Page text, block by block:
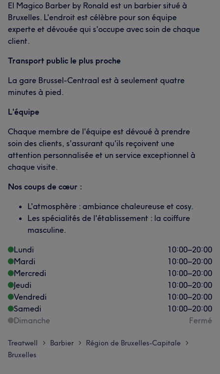
El Magico Barber by Ronald est un barbier situé à
Bruxelles. L'endroit est célèbre pour son équipe
experte et dévouée qui s'occupe avec soin de chaque
client.
Transport public le plus proche
La gare Brussel-Centraal est à seulement quatre
minutes à pied.
L'équipe
Chaque membre de l'équipe est dévoué à prendre
soin des clients, s'assurant qu'ils reçoivent une
attention personnalisée et un service exceptionnel à
chaque visite.
Nos coups de cœur :
L'atmosphère : ambiance chaleureuse et cosy.
Les spécialités de l'établissement : la coiffure
masculine.
Lundi
10:00–20:00
Mardi
10:00–20:00
Mercredi
10:00–20:00
Jeudi
10:00–20:00
Vendredi
10:00–20:00
Samedi
10:00–20:00
Dimanche
Fermé
Treatwell > Barbier > Région de Bruxelles-Capitale >
Bruxelles